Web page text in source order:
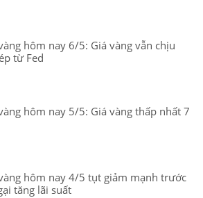
hôm nay 6/5: Giá vàng vẫn chịu
từ Fed
hôm nay 5/5: Giá vàng thấp nhất 7
hôm nay 4/5 tụt giảm mạnh trước
tăng lãi suất